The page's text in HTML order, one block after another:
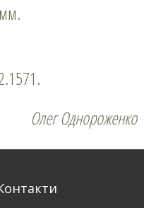
Олег Однороженко